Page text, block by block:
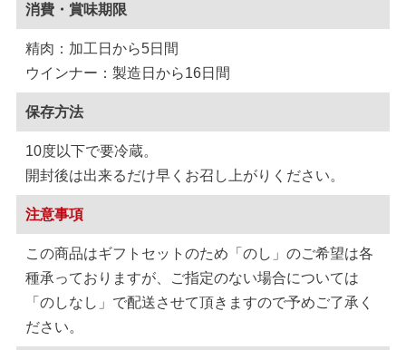
消費・賞味期限
精肉：加工日から5日間
ウインナー：製造日から16日間
保存方法
10度以下で要冷蔵。
開封後は出来るだけ早くお召し上がりください。
注意事項
この商品はギフトセットのため「のし」のご希望は各
種承っておりますが、ご指定のない場合については
「のしなし」で配送させて頂きますので予めご了承く
ださい。